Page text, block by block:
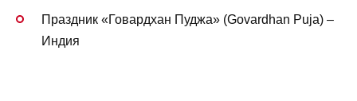
Праздник «Говардхан Пуджа» (Govardhan Puja) –
Индия